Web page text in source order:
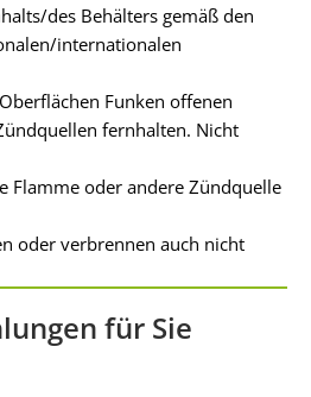
des Behälters gemäß den
internationalen
Funken offenen
fernhalten. Nicht
Flamme oder andere Zündquelle
oder verbrennen auch nicht
für Sie